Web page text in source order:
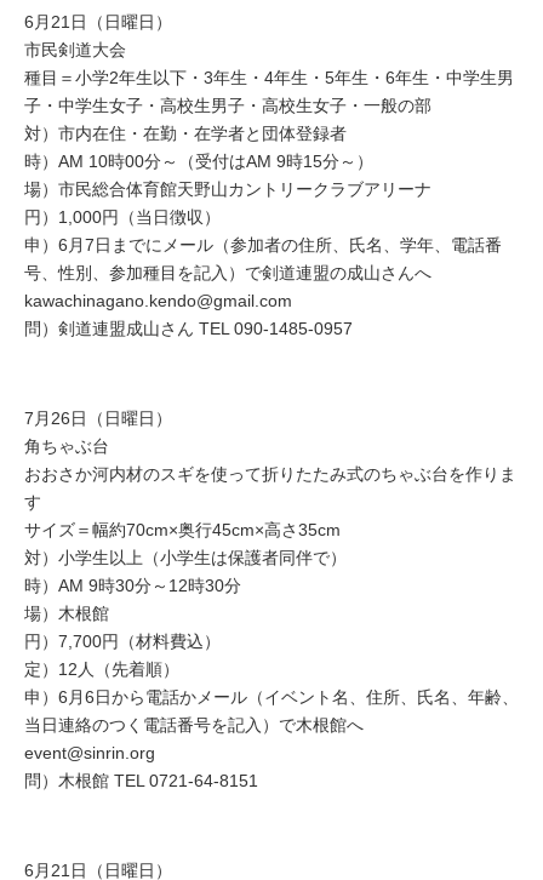
6月21日（日曜日）
市民剣道大会
種目＝小学2年生以下・3年生・4年生・5年生・6年生・中学生男
子・中学生女子・高校生男子・高校生女子・一般の部
対）市内在住・在勤・在学者と団体登録者
時）AM 10時00分～（受付はAM 9時15分～）
場）市民総合体育館天野山カントリークラブアリーナ
円）1,000円（当日徴収）
申）6月7日までにメール（参加者の住所、氏名、学年、電話番
号、性別、参加種目を記入）で剣道連盟の成山さんへ
kawachinagano.kendo@gmail.com
問）剣道連盟成山さん TEL 090-1485-0957
7月26日（日曜日）
角ちゃぶ台
おおさか河内材のスギを使って折りたたみ式のちゃぶ台を作りま
す
サイズ＝幅約70cm×奥行45cm×高さ35cm
対）小学生以上（小学生は保護者同伴で）
時）AM 9時30分～12時30分
場）木根館
円）7,700円（材料費込）
定）12人（先着順）
申）6月6日から電話かメール（イベント名、住所、氏名、年齢、
当日連絡のつく電話番号を記入）で木根館へ
event@sinrin.org
問）木根館 TEL 0721-64-8151
6月21日（日曜日）